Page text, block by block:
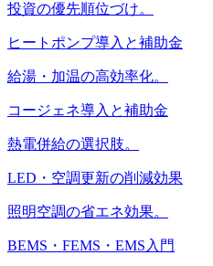
投資の優先順位づけ。
ヒートポンプ導入と補助金
給湯・加温の高効率化。
コージェネ導入と補助金
熱電併給の選択肢。
LED・空調更新の削減効果
照明空調の省エネ効果。
BEMS・FEMS・EMS入門